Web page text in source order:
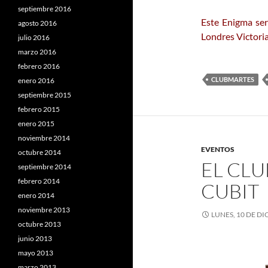
Este Enigma
Londres
CLUBMARTES
EVENTOS
EL
CUBIT
LUNES, 10 DE
septiembre 2016
agosto 2016
julio 2016
marzo 2016
febrero 2016
enero 2016
septiembre 2015
febrero 2015
enero 2015
noviembre 2014
octubre 2014
septiembre 2014
febrero 2014
enero 2014
noviembre 2013
octubre 2013
junio 2013
mayo 2013